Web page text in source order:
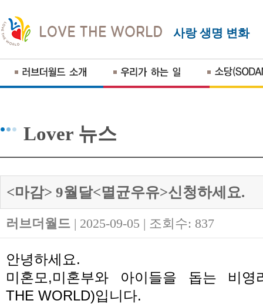
사랑 생명 변화
Lover 뉴스
<마감> 9월달<멸균우유>신청하세요.
러브더월드 | 2025-09-05 | 조회수: 837
안녕하세요 .
미혼모 ,미혼부와 아이들을 돕는 비영
THE WORLD)입니다.